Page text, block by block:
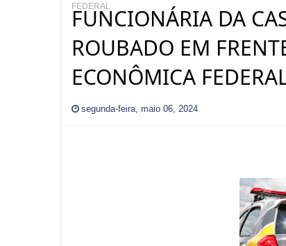
FEDERAL
FUNCIONÁRIA DA
ROUBADO EM
ECONÔMICA
segunda-feira, maio 06, 2024